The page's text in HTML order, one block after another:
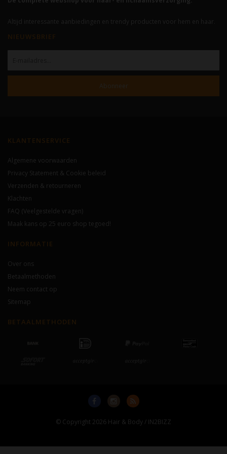
Altijd interessante aanbiedingen en trendy producten voor hem en haar.
NIEUWSBRIEF
Abonneer
KLANTENSERVICE
Algemene voorwaarden
Privacy Statement & Cookie beleid
Verzenden & retourneren
Klachten
FAQ (Veelgestelde vragen)
Maak kans op 25 euro shop tegoed!
INFORMATIE
Over ons
Betaalmethoden
Neem contact op
Sitemap
BETAALMETHODEN
© Copyright 2026 Hair & Body / IN2BIZZ